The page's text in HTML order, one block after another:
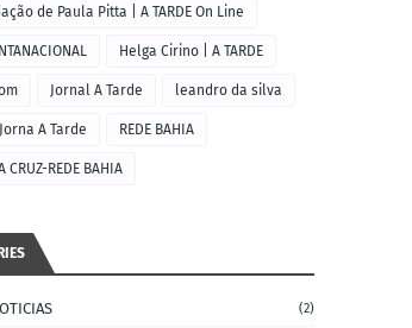
de Paula Pitta | A TARDE On Line
Helga Cirino | A TARDE
Jornal A Tarde leandro da silva
A Tarde REDE BAHIA
CRUZ-REDE BAHIA
(2)